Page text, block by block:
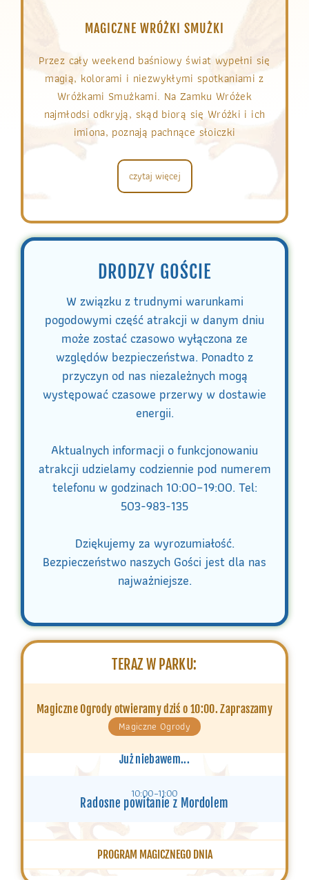
MAGICZNE WRÓŻKI SMUŻKI
Przez cały weekend baśniowy świat wypełni się
magią, kolorami i niezwykłymi spotkaniami z
Wróżkami Smużkami. Na Zamku Wróżek
najmłodsi odkryją, skąd biorą się Wróżki i ich
imiona, poznają pachnące słoiczki
czytaj więcej
DRODZY GOŚCIE
W związku z trudnymi warunkami
pogodowymi część atrakcji w danym dniu
może zostać czasowo wyłączona ze
względów bezpieczeństwa. Ponadto z
przyczyn od nas niezależnych mogą
występować czasowe przerwy w dostawie
energii.
Aktualnych informacji o funkcjonowaniu
atrakcji udzielamy codziennie pod numerem
telefonu w godzinach 10:00–19:00. Tel:
503-983-135
Dziękujemy za wyrozumiałość.
Bezpieczeństwo naszych Gości jest dla nas
najważniejsze.
TERAZ W PARKU:
Magiczne Ogrody otwieramy dziś o 10:00. Zapraszamy
Magiczne Ogrody
Już niebawem...
10:00–11:00
Radosne powitanie z Mordolem
PROGRAM MAGICZNEGO DNIA